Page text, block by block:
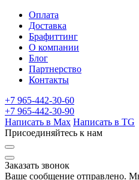
Оплата
Доставка
Брафиттинг
О компании
Блог
Партнерство
Контакты
+7 965-442-30-60
+7 965-442-30-90
Написать в Max Написать в TG
Присоединяйтесь к нам
Заказать звонок
Ваше сообщение отправлено.